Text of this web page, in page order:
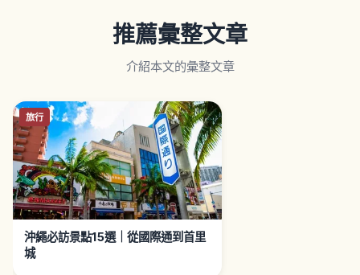
推薦彙整文章
介紹本文的彙整文章
旅行
沖繩必訪景點15選｜從國際通到首里
城